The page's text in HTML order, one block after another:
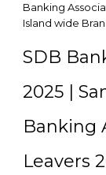
Banking
Island wide
SDB
2025 |
Banking
Leavers